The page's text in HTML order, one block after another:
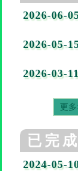
2026-06-
2026-05-
2026-03-
更多
已完
2024-05-